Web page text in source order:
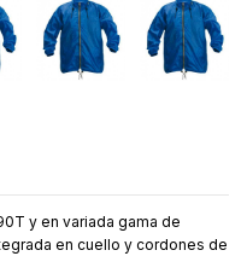
y en variada gama de
en cuello y cordones de